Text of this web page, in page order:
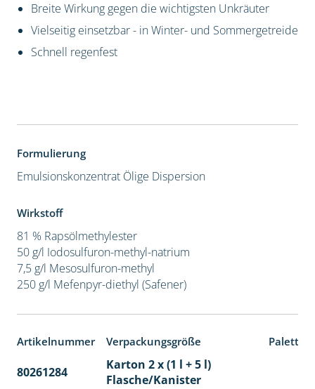
Breite Wirkung gegen die wichtigsten Unkräuter
Vielseitig einsetzbar - in Winter- und Sommergetreide
Schnell regenfest
Formulierung
Emulsionskonzentrat Ölige Dispersion
Wirkstoff
81 % Rapsölmethylester
50 g/l Iodosulfuron-methyl-natrium
7,5 g/l Mesosulfuron-methyl
250 g/l Mefenpyr-diethyl (Safener)
Artikelnummer Verpackungsgröße
80261284
Karton 2 x (1 l + 5 l)
Flasche/Kanister